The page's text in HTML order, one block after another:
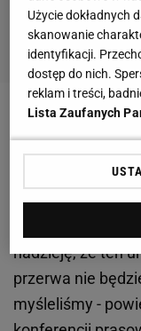
Legia zapłaciła
- Ostatnie
nadzieję, że ten
przerwa nie
myśleliśmy -
Użycie dokładnych
skanowanie
identyfikacji.
dostęp do nich.
reklam i treści,
Lista Zaufanych